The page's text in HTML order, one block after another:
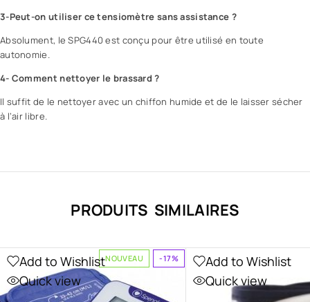
3-Peut-on utiliser ce tensiomètre sans assistance ?
Absolument, le SPG440 est conçu pour être utilisé en toute
autonomie.
4- Comment nettoyer le brassard ?
Il suffit de le nettoyer avec un chiffon humide et de le laisser sécher
à l’air libre.
PRODUITS SIMILAIRES
NOUVEAU -17%
Add to Wishlist
Quick view
Add to Wishlist
Quick view